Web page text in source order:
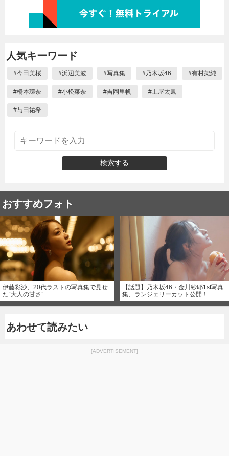
人気キーワード
#今田美桜 #浜辺美波 #写真集 #乃木坂46 #有村架純
#橋本環奈 #小松菜奈 #吉岡里帆 #土屋太鳳
#与田祐希
検索する
おすすめフォト
伊藤彩沙、20代ラストの写真集で見せ
た“大人の甘さ”
【話題】乃木坂46・金川紗耶1st写真
集、ランジェリーカット公開！
あわせて読みたい
[ADVERTISEMENT]